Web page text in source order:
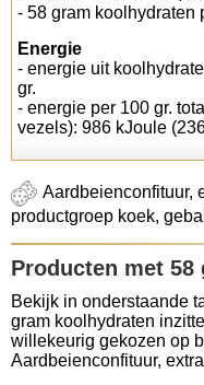
- 58 gram koolhydraten
Energie
- energie uit
gr.
- energie per 100 gr.
vezels): 986 kJoule
Aardbeienconfituur,
productgroep koek,
Producten met
Bekijk in onderstaande
gram koolhydraten
willekeurig gekozen op
Aardbeienconfituur,